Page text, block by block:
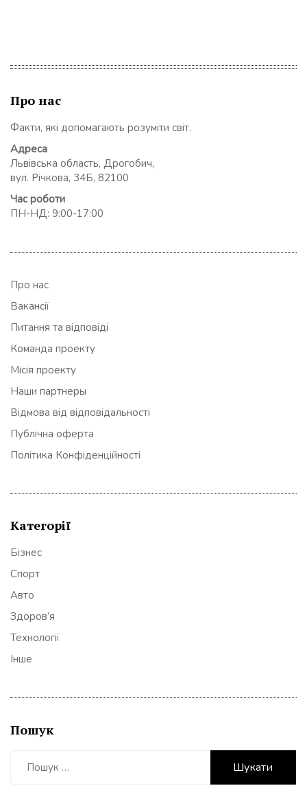
Про нас
Факти, які допомагають розуміти світ.
Адреса
Львівська область, Дрогобич,
вул. Річкова, 34Б, 82100
Час роботи
ПН-НД: 9:00-17:00
Про нас
Вакансії
Питання та відповіді
Команда проекту
Місія проекту
Наши партнеры
Відмова від відповідальності
Публічна оферта
Політика Конфіденційності
Категорії
Бізнес
Спорт
Авто
Здоров’я
Технології
Інше
Пошук